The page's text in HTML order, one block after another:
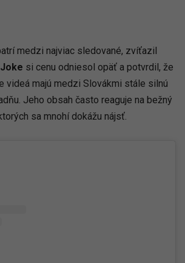
medzi najviac sledované, zvíťazil
si cenu odniesol opäť a potvrdil, že
videá majú medzi Slovákmi stále silnú
Jeho obsah často reaguje na bežný
sa mnohí dokážu nájsť.